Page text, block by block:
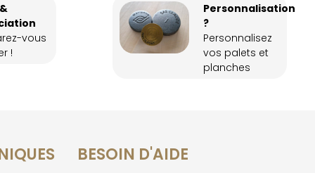
vous
!
Personnalisation
?
Personnalisez
vos palets et
planches
BESOIN D'AIDE